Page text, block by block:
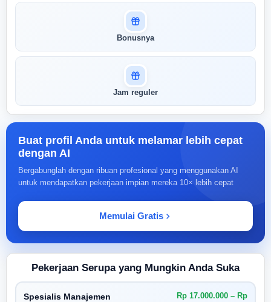
Bonusnya
Jam reguler
Buat profil Anda untuk melamar lebih cepat
dengan AI
Bergabunglah dengan ribuan profesional yang menggunakan AI
untuk mendapatkan pekerjaan impian mereka 10× lebih cepat
Memulai Gratis
Pekerjaan Serupa yang Mungkin Anda Suka
Spesialis Manajemen
Rp 17.000.000 – Rp